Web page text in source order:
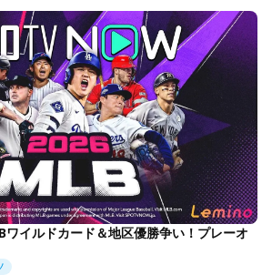
ワイルドカード＆地区優勝争い！プレーオ